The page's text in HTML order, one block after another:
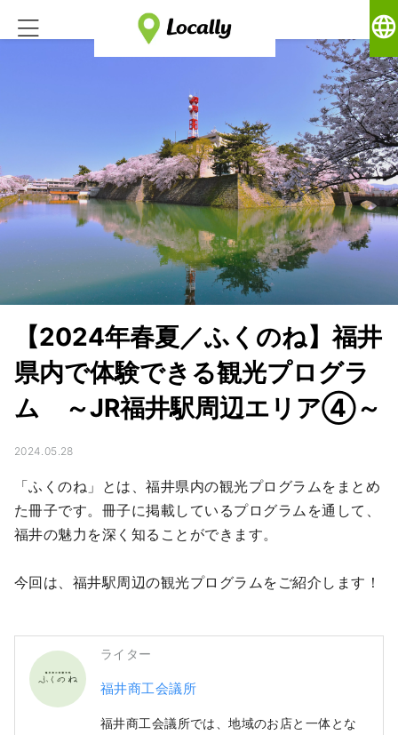
language
【2024年春夏／ふくのね】福井
県内で体験できる観光プログラ
ム ～JR福井駅周辺エリア④～
2024.05.28
「ふくのね」とは、福井県内の観光プログラムをまとめ
た冊子です。冊子に掲載しているプログラムを通して、
福井の魅力を深く知ることができます。
今回は、福井駅周辺の観光プログラムをご紹介します！
ライター
福井商工会議所
福井商工会議所では、地域のお店と一体とな